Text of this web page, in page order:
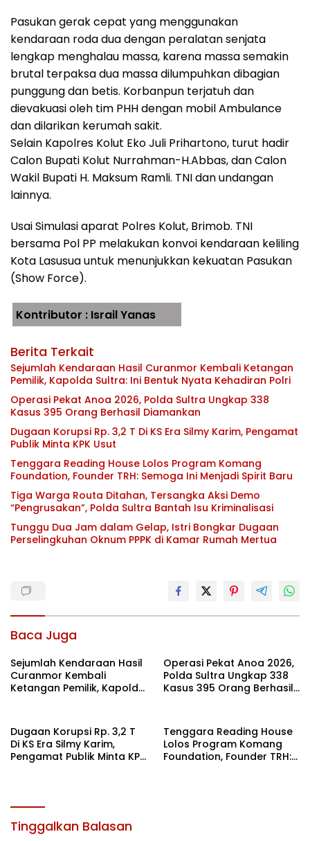
Pasukan gerak cepat yang menggunakan
kendaraan roda dua dengan peralatan senjata
lengkap menghalau massa, karena massa semakin
brutal terpaksa dua massa dilumpuhkan dibagian
punggung dan betis. Korbanpun terjatuh dan
dievakuasi oleh tim PHH dengan mobil Ambulance
dan dilarikan kerumah sakit.
Selain Kapolres Kolut Eko Juli Prihartono, turut hadir
Calon Bupati Kolut Nurrahman-H.Abbas, dan Calon
Wakil Bupati H. Maksum Ramli. TNI dan undangan
lainnya.
Usai Simulasi aparat Polres Kolut, Brimob. TNI
bersama Pol PP melakukan konvoi kendaraan keliling
Kota Lasusua untuk menunjukkan kekuatan Pasukan
(Show Force).
Kontributor : Israil Yanas
Berita Terkait
Sejumlah Kendaraan Hasil Curanmor Kembali Ketangan
Pemilik, Kapolda Sultra: Ini Bentuk Nyata Kehadiran Polri
Operasi Pekat Anoa 2026, Polda Sultra Ungkap 338
Kasus 395 Orang Berhasil Diamankan
Dugaan Korupsi Rp. 3,2 T Di KS Era Silmy Karim, Pengamat
Publik Minta KPK Usut
Tenggara Reading House Lolos Program Komang
Foundation, Founder TRH: Semoga Ini Menjadi Spirit Baru
Tiga Warga Routa Ditahan, Tersangka Aksi Demo
“Pengrusakan”, Polda Sultra Bantah Isu Kriminalisasi
Tunggu Dua Jam dalam Gelap, Istri Bongkar Dugaan
Perselingkuhan Oknum PPPK di Kamar Rumah Mertua
Baca Juga
Sejumlah Kendaraan Hasil
Curanmor Kembali
Ketangan Pemilik, Kapolda
Operasi Pekat Anoa 2026,
Polda Sultra Ungkap 338
Kasus 395 Orang Berhasil
Dugaan Korupsi Rp. 3,2 T
Di KS Era Silmy Karim,
Pengamat Publik Minta KPK
Tenggara Reading House
Lolos Program Komang
Foundation, Founder TRH:
Tinggalkan Balasan